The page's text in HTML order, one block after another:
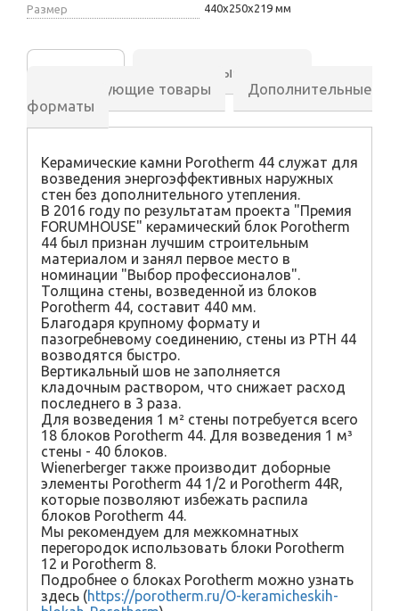
Размер 440х250х219 мм
Аналогичные товары
Сопутствующие товары
Дополнительные
форматы
Керамические камни Porotherm 44 служат для
возведения энергоэффективных наружных
стен без дополнительного утепления.
В 2016 году по результатам проекта "Премия
FORUMHOUSE" керамический блок Porotherm
44 был признан лучшим строительным
материалом и занял первое место в
номинации "Выбор профессионалов".
Толщина стены, возведенной из блоков
Porotherm 44, составит 440 мм.
Благодаря крупному формату и
пазогребневому соединению, стены из PTH 44
возводятся быстро.
Вертикальный шов не заполняется
кладочным раствором, что снижает расход
последнего в 3 раза.
Для возведения 1 м² стены потребуется всего
18 блоков Porotherm 44. Для возведения 1 м³
стены - 40 блоков.
Wienerberger также производит доборные
элементы Porotherm 44 1/2 и Porotherm 44R,
которые позволяют избежать распила
блоков Porotherm 44.
Мы рекомендуем для межкомнатных
перегородок использовать блоки Porotherm
12 и Porotherm 8.
Подробнее о блоках Porotherm можно узнать
здесь (https://porotherm.ru/O-keramicheskih-